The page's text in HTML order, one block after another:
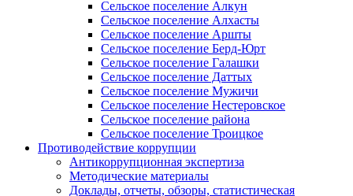
Сельское поселение Алкун
Сельское поселение Алхасты
Сельское поселение Аршты
Сельское поселение Берд-Юрт
Сельское поселение Галашки
Сельское поселение Даттых
Сельское поселение Мужичи
Сельское поселение Нестеровское
Сельское поселение района
Сельское поселение Троицкое
Противодействие коррупции
Антикоррупционная экспертиза
Методические материалы
Доклады, отчеты, обзоры, статистическая